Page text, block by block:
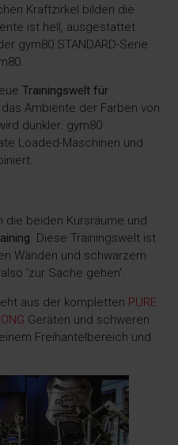
Kraftzirkel bilden die
ist hell, ausgestattet
gym80 STANDARD-Serie
Trainingswelt für
Ambiente der Farben von
dunkler. gym80
Loaded-Maschinen und
die beiden Kursräume und
. Diese Trainingswelt ist
Wänden und schwarzem
'zur Sache gehen'.
aus der kompletten PURE
Geräten und schweren
Freihantelbereich und